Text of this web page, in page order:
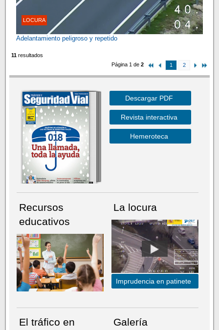
LOCURA
Adelantamiento peligroso y repetido
11resultados
Página 1 de2 1 2
Descargar PDF
Revista interactiva
Hemeroteca
Recursos
educativos
La locura
Imprudencia en patinete
El tráfico en
Galería